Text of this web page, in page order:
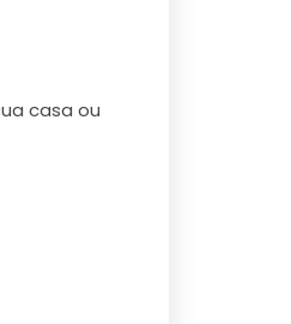
casa ou